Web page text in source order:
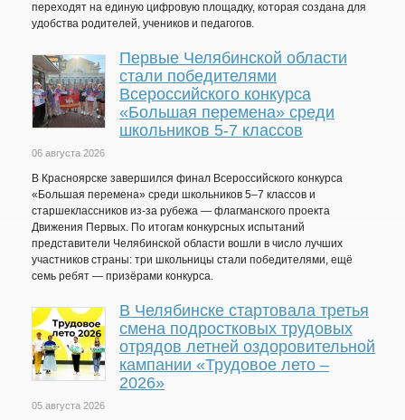
переходят на единую цифровую площадку, которая создана для
удобства родителей, учеников и педагогов.
Первые Челябинской области
стали победителями
Всероссийского конкурса
«Большая перемена» среди
школьников 5-7 классов
06 августа 2026
В Красноярске завершился финал Всероссийского конкурса
«Большая перемена» среди школьников 5–7 классов и
старшеклассников из-за рубежа — флагманского проекта
Движения Первых. По итогам конкурсных испытаний
представители Челябинской области вошли в число лучших
участников страны: три школьницы стали победителями, ещё
семь ребят — призёрами конкурса.
В Челябинске стартовала третья
смена подростковых трудовых
отрядов летней оздоровительной
кампании «Трудовое лето –
2026»
05 августа 2026